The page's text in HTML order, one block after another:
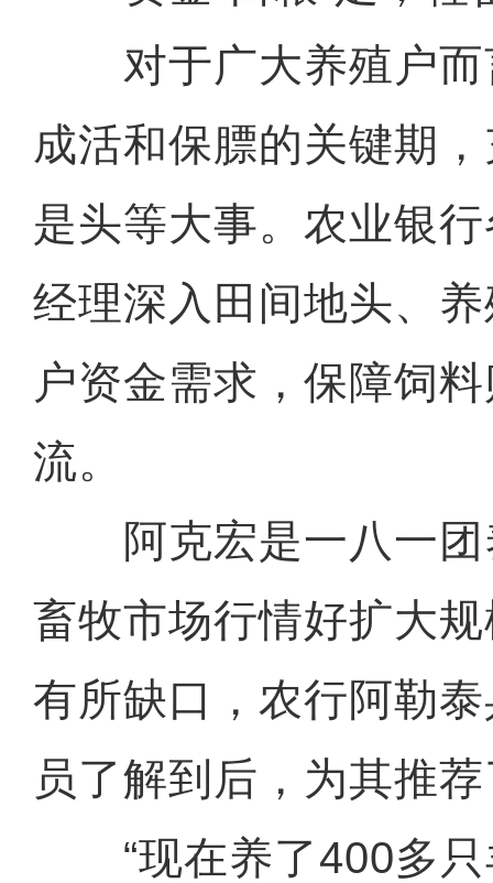
对于广大养殖户而
成活和保膘的关键期
是头等大事。农业银
经理深入田间地头、
户资金需求，保障饲
流。
阿克宏是一八一团
畜牧市场行情好扩大
有所缺口，农行阿勒
员了解到后，为其推荐
“现在养了400多只